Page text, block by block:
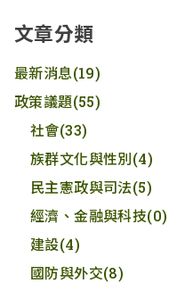
文章分類
最新消息(19)
政策議題(55)
社會(33)
族群文化與性別(4)
民主憲政與司法(5)
經濟、金融與科技(0)
建設(4)
國防與外交(8)